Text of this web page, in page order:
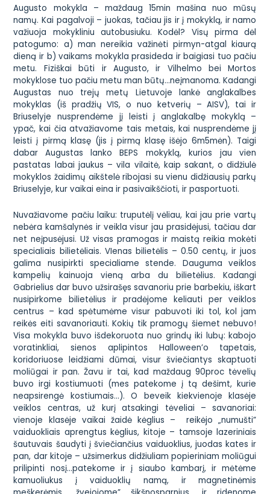
Augusto mokykla – maždaug 15min mašina nuo mūsų
namų. Kai pagalvoji – juokas, tačiau jis ir į mokyklą, ir namo
važiuoja mokykliniu autobusiuku. Kodėl? Visų pirma dėl
patogumo: a) man nereikia važinėti pirmyn-atgal kiaurą
dieną ir b) vaikams mokykla prasideda ir baigiasi tuo pačiu
metu. Fiziškai būti ir Augusto, ir Vilhelmo bei Mortos
mokyklose tuo pačiu metu man būtų…neįmanoma. Kadangi
Augustas nuo trejų metų Lietuvoje lankė anglakalbes
mokyklas (iš pradžiųVIS, o nuo ketverių –AISV), tai ir
Briuselyje nusprendėme jį leisti į anglakalbę mokyklą –
ypač, kai čia atvažiavome tais metais, kai nusprendėme jį
leisti į pirmą klasę (jis į pirmą klasę išėjo 6m5mėn). Taigi
dabar Augustas lanko BEPS mokyklą, kurios jau vien
pastatas labai jaukus – vila vilaitė, kaip sakant, o didžiulė
mokyklos žaidimų aikštelė ribojasi su vienu didžiausių parkų
Briuselyje, kur vaikai eina ir pasivaikščioti, ir pasportuoti.
Nuvažiavome pačiu laiku: truputėlį vėliau, kai jau prie vartų
nebėra kamšalynės ir veikla visur jau prasidėjusi, tačiau dar
net neįpusėjusi. Už visas pramogas ir maistą reikia mokėti
specialiais bilietėliais. VIenas bilietėlis – 0.50 centų, ir juos
galima nusipirkti specialiame stende. Dauguma veiklos
kampelių kainuoja vieną arba du bilietėlius. Kadangi
Gabrielius dar buvo užsirašęs savanoriu prie barbekiu, iškart
nusipirkome bilietėlius ir pradėjome keliauti per veiklos
centrus – kad spėtumėme visur pabuvoti iki tol, kol jam
reikės eiti savanoriauti. Kokių tik pramogų šiemet nebuvo!
Visa mokykla buvo išdekoruota nuo grindų iki lubų: kabojo
voratinkliai, sienos aplipintos Halloween’o tapetais,
koridoriuose leidžiami dūmai, visur šviečiantys skaptuoti
moliūgai ir pan. Žavu ir tai, kad maždaug 90proc tėvelių
buvo irgi kostiumuoti (mes patekome į tą dešimt, kurie
neapsirengė kostiumais…). O beveik kiekvienoje klasėje
veiklos centras, už kurį atsakingi tėveliai – savanoriai:
vienoje klasėje vaikai žaidė kėglius – reikėjo „numušti”
vaiduokliais aprengtus kėglius, kitoje – tamsoje lazeriniais
šautuvais šaudyti į šviečiančius vaiduoklius, juodas kates ir
pan, dar kitoje – užsimerkus didžiuliam popieriniam moliūgui
prilipinti nosį…patekome ir į siaubo kambarį, ir mėtėme
kamuoliukus į vaiduoklių namą, ir magnetinėmis